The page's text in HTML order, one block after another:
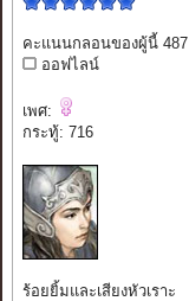
คะแนนกลอนของผู้นี้ 487
ออฟไลน์
เพศ:
กระทู้: 716
ร้อยยิ้มและเสียงหัวเราะ